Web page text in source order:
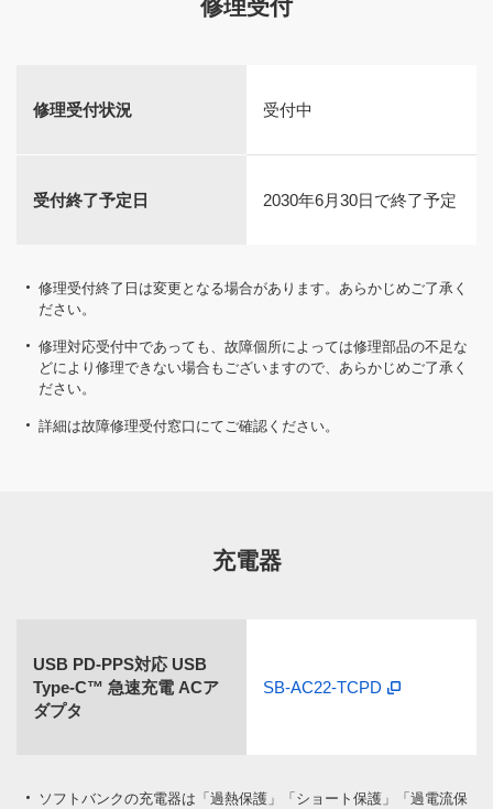
修理受付
修理受付状況 受付中
受付終了予定日 2030年6月30日で終了予定
修理受付終了日は変更となる場合があります。あらかじめご了承く
ださい。
修理対応受付中であっても、故障個所によっては修理部品の不足な
どにより修理できない場合もございますので、あらかじめご了承く
ださい。
詳細は故障修理受付窓口にてご確認ください。
充電器
USB PD-PPS対応 USB
Type-C™ 急速充電 ACア
ダプタ
SB-AC22-TCPD
ソフトバンクの充電器は「過熱保護」「ショート保護」「過電流保